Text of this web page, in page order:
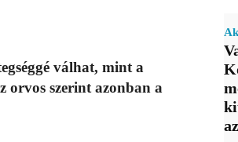
válhat, mint a
orvos szerint azonban a